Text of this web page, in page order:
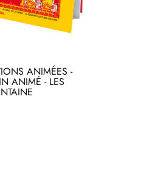
ANIMÉES -
ANIMÉ - LES